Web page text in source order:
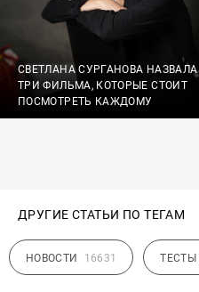
СВЕТЛАНА СУРГАНОВА НАЗВАЛА
ТРИ ФИЛЬМА, КОТОРЫЕ СТОИТ
ПОСМОТРЕТЬ КАЖДОМУ
ДРУГИЕ СТАТЬИ ПО ТЕГАМ
НОВОСТИ 16631 ТЕСТЫ